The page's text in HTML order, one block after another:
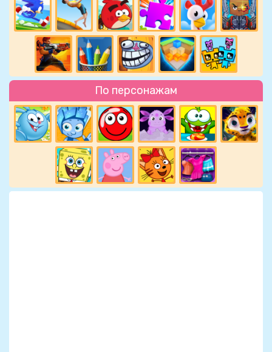
По персонажам